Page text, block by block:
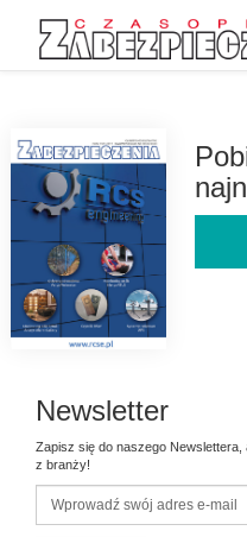
Newsletter
Zapisz się do naszego
z branży!